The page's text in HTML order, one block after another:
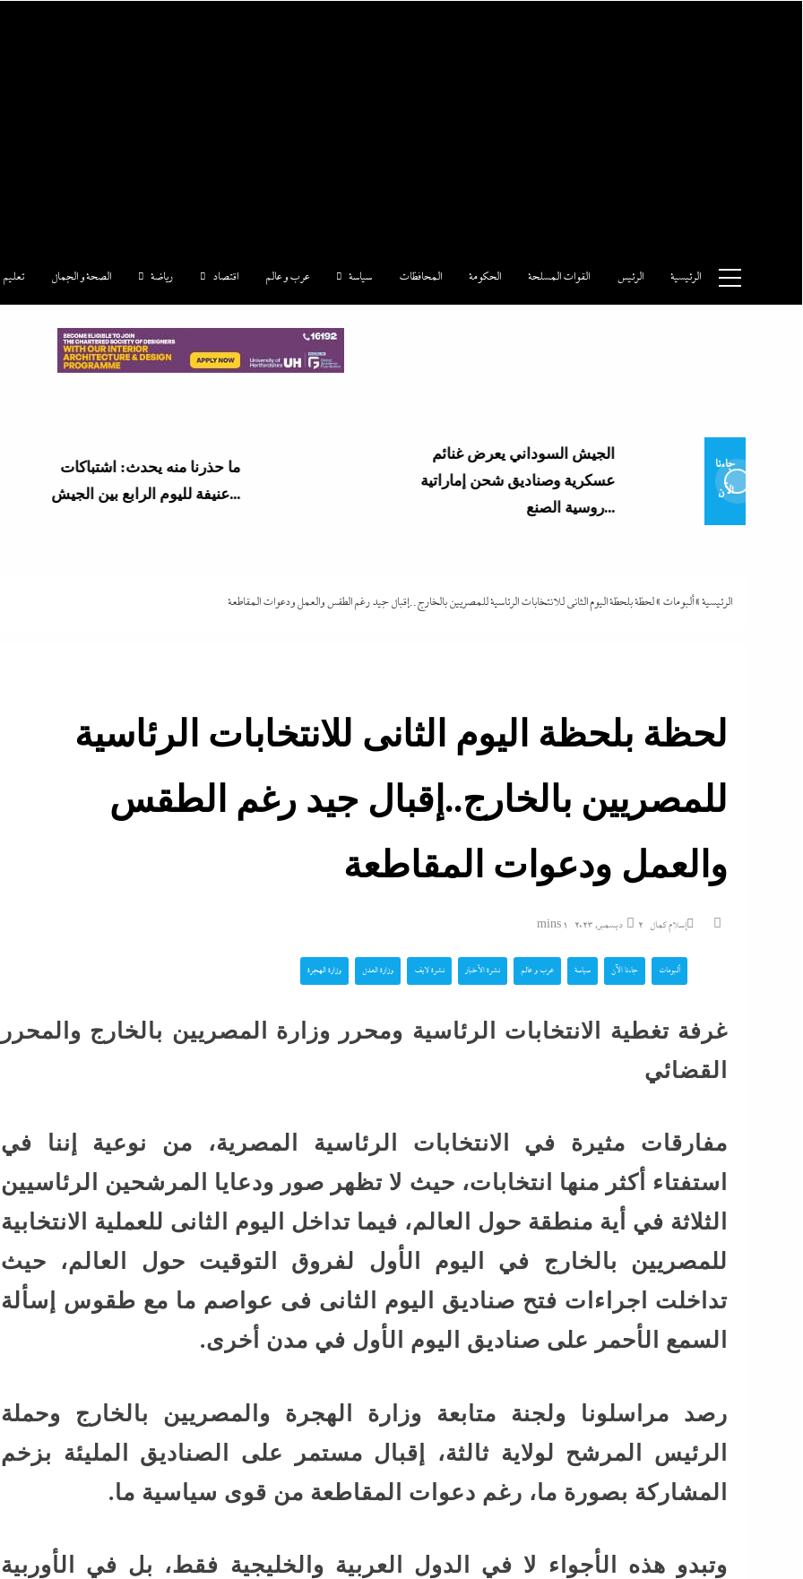
الرئيسية الرئيس القوات المسلحة الحكومة المحافظات سياسة عرب و عالم اقتصاد رياضة الصحة و الجمال تعليم
جاءنا
الآن
ما حذرنا منه يحدث: اشتباكات
الجيش السوداني يعرض غنائم
عسكرية وصناديق شحن إماراتية
روسية الصنع...
الرئيسية»ألبومات »لحظة بلحظة اليوم الثانى للانتخابات الرئاسية للمصريين بالخارج..إقبال جيد رغم الطقس والعمل ودعوات المقاطعة
لحظة بلحظة اليوم الثانى للانتخابات الرئاسية
للمصريين بالخارج..إقبال جيد رغم الطقس
والعمل ودعوات المقاطعة
إسلام كمال 2 ديسمبر، 2023 1 mins
ألبومات جاءنا الآن سياسة عرب و عالم نشرة الأخبار نشرة لايف وزارة العدل وزارة الهجرة
غرفة تغطية الانتخابات الرئاسية ومحرر وزارة المصريين بالخارج والمحرر
القضائي
مفارقات مثيرة في الانتخابات الرئاسية المصرية، من نوعية إننا في
استفتاء أكثر منها انتخابات، حيث لا تظهر صور ودعايا المرشحين الرئاسيين
الثلاثة في أية منطقة حول العالم، فيما تداخل اليوم الثانى للعملية الانتخابية
للمصريين بالخارج في اليوم الأول لفروق التوقيت حول العالم، حيث
تداخلت اجراءات فتح صناديق اليوم الثانى فى عواصم ما مع طقوس إسألة
السمع الأحمر على صناديق اليوم الأول في مدن أخرى.
رصد مراسلونا ولجنة متابعة وزارة الهجرة والمصريين بالخارج وحملة
الرئيس المرشح لولاية ثالثة، إقبال مستمر على الصناديق المليئة بزخم
المشاركة بصورة ما، رغم دعوات المقاطعة من قوى سياسية ما.
وتبدو هذه الأجواء لا في الدول العربية والخليجية فقط، بل في الأوربية